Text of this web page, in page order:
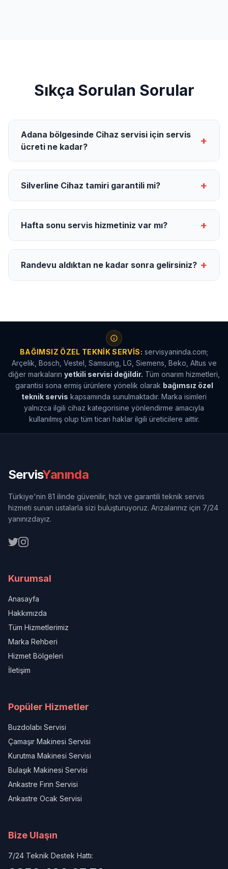
Sıkça Sorulan Sorular
Adana bölgesinde Cihaz servisi için servis
ücreti ne kadar?
+
Silverline Cihaz tamiri garantili mi? +
Hafta sonu servis hizmetiniz var mı? +
Randevu aldıktan ne kadar sonra gelirsiniz? +
BAĞIMSIZ ÖZEL TEKNIK SERVIS: servisyaninda.com;
Arçelik, Bosch, Vestel, Samsung, LG, Siemens, Beko, Altus ve
diğer markaların yetkili servisi değildir. Tüm onarım hizmetleri,
garantisi sona ermiş ürünlere yönelik olarak bağımsız özel
teknik servis kapsamında sunulmaktadır. Marka isimleri
yalnızca ilgili cihaz kategorisine yönlendirme amacıyla
kullanılmış olup tüm ticari haklar ilgili üreticilere aittir.
ServisYanında
Türkiye'nin 81 ilinde güvenilir, hızlı ve garantili teknik servis
hizmeti sunan ustalarla sizi buluşturuyoruz. Arızalarınız için 7/24
yanınızdayız.
Kurumsal
Anasayfa
Hakkımızda
Tüm Hizmetlerimiz
Marka Rehberi
Hizmet Bölgeleri
İletişim
Popüler Hizmetler
Buzdolabı Servisi
Çamaşır Makinesi Servisi
Kurutma Makinesi Servisi
Bulaşık Makinesi Servisi
Ankastre Fırın Servisi
Ankastre Ocak Servisi
Bize Ulaşın
7/24 Teknik Destek Hattı: